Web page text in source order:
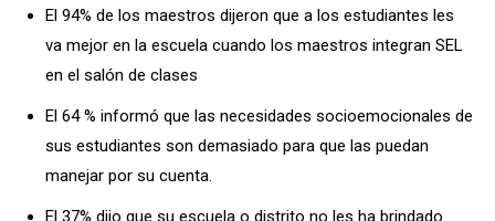
El 94% de los maestros dijeron que a los estudiantes les
va mejor en la escuela cuando los maestros integran SEL
en el salón de clases
El 64 % informó que las necesidades socioemocionales de
sus estudiantes son demasiado para que las puedan
manejar por su cuenta.
El 37% dijo que su escuela o distrito no les ha brindado